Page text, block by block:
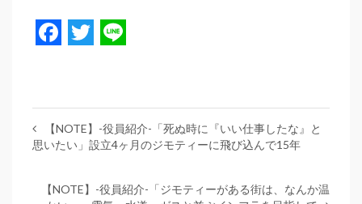
Facebook
Twitter
【NOTE】-役員紹介-「死ぬ時に『いい仕事したな』と
思いたい」設立4ヶ月のジモティーに飛び込んで15年
【NOTE】-役員紹介-「ジモティーがある街は、なんか温